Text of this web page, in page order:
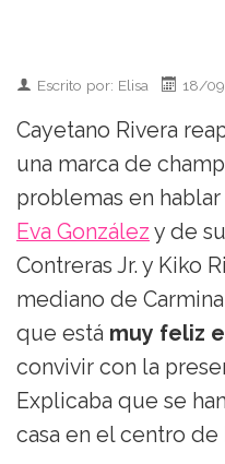
Escrito por: Elisa 18/
Cayetano Rivera
una marca de
problemas en
Eva González y de
Contreras Jr. y Kiko
mediano de
que está muy feliz
convivir con la
Explicaba que se
casa en el centro de